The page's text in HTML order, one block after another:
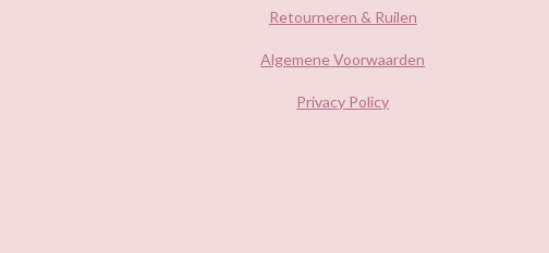
Retourneren & Ruilen
Algemene Voorwaarden
Privacy Policy